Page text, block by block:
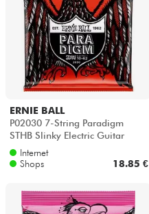
ERNIE BALL
P02030 7-String Paradigm
STHB Slinky Electric Guitar
Strings 10-62 - 7-saiten-set
Internet
Shops
18.85 €